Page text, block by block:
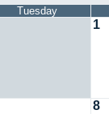
Tuesday
1
8